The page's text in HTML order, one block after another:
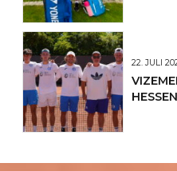
22. JULI